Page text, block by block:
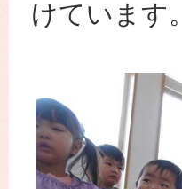
けています。